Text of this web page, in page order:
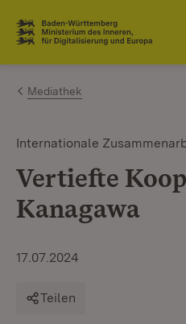
Zum Inhalt springen
Link zur Startseite
Mediathek
Internationale
Vertiefte
Kanagawa
17.07.2024
Teilen